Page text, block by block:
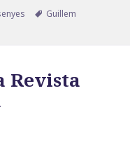
Etiquetes
Guillem
Revista